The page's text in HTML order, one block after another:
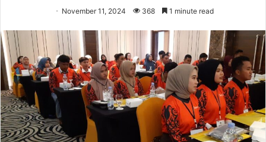
November 11, 2024 368 1 minute read